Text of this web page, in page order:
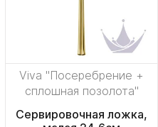
Viva "Посеребрение +
сплошная позолота"
Сервировочная ложка,